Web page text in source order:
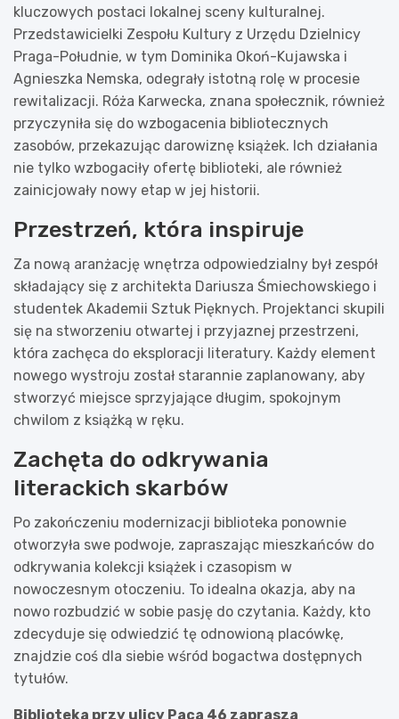
kluczowych postaci lokalnej sceny kulturalnej.
Przedstawicielki Zespołu Kultury z Urzędu Dzielnicy
Praga-Południe, w tym Dominika Okoń-Kujawska i
Agnieszka Nemska, odegrały istotną rolę w procesie
rewitalizacji. Róża Karwecka, znana społecznik, również
przyczyniła się do wzbogacenia bibliotecznych
zasobów, przekazując darowiznę książek. Ich działania
nie tylko wzbogaciły ofertę biblioteki, ale również
zainicjowały nowy etap w jej historii.
Przestrzeń, która inspiruje
Za nową aranżację wnętrza odpowiedzialny był zespół
składający się z architekta Dariusza Śmiechowskiego i
studentek Akademii Sztuk Pięknych. Projektanci skupili
się na stworzeniu otwartej i przyjaznej przestrzeni,
która zachęca do eksploracji literatury. Każdy element
nowego wystroju został starannie zaplanowany, aby
stworzyć miejsce sprzyjające długim, spokojnym
chwilom z książką w ręku.
Zachęta do odkrywania
literackich skarbów
Po zakończeniu modernizacji biblioteka ponownie
otworzyła swe podwoje, zapraszając mieszkańców do
odkrywania kolekcji książek i czasopism w
nowoczesnym otoczeniu. To idealna okazja, aby na
nowo rozbudzić w sobie pasję do czytania. Każdy, kto
zdecyduje się odwiedzić tę odnowioną placówkę,
znajdzie coś dla siebie wśród bogactwa dostępnych
tytułów.
Biblioteka przy ulicy Paca 46 zaprasza